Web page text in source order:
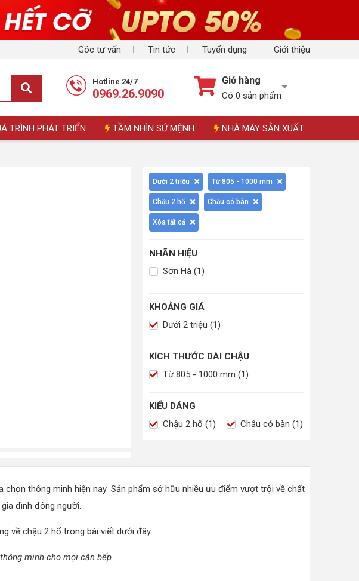
Góc tư vấn Tin tức Tuyển dụng Giới thiệu
Hotline 24/7
0969.26.9090
Giỏ hàng
Có 0 sản phẩm
TRÌNH PHÁT TRIỂN TẦM NHÌN SỨ MỆNH NHÀ MÁY SẢN XUẤT
Dưới 2 triệu Từ 805 - 1000 mm
Chậu 2 hố Chậu có bàn
Xóa tất cả
NHÃN HIỆU
Sơn Hà (1)
KHOẢNG GIÁ
Dưới 2 triệu (1)
KÍCH THƯỚC DÀI CHẬU
Từ 805 - 1000 mm (1)
KIỂU DÁNG
Chậu 2 hố (1)
Chậu có bàn (1)
chọn thông minh hiện nay. Sản phẩm sở hữu nhiều ưu điểm vượt trội về chất
đình đông người.
về chậu 2 hố trong bài viết dưới đây.
minh cho mọi căn bếp